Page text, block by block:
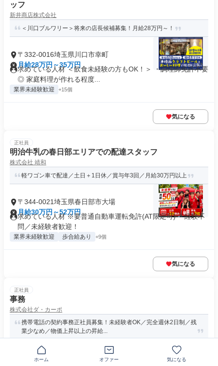
ッフ
新井商店株式会社
＜川口ブルワリー＞将来の店長候補募集！月給28万円～！
〒332-0016埼玉県川口市幸町
月給28万円～35万円
求めている人材 ＜飲食未経験の方もOK！＞ ・調理師免許不要
◎ 家庭料理が作れる程度...
業界未経験歓迎 +15個
気になる
正社員
明治牛乳の春日部エリアでの配達スタッフ
株式会社 靖和
軽ワゴン車で配達／土日＋1日休／賞与年3回／月給30万円以上
〒344-0021埼玉県春日部市大場
月給30万円～52万円
求めている人材 ※要普通自動車運転免許(AT限定可) ＊経験不
問／未経験者歓迎！
業界未経験歓迎 歩合給あり +9個
気になる
正社員
事務
株式会社ダ・カーポ
携帯電話の契約事務正社員募集！未経験者OK／完全週休2日制／残
業少なめ／物価上昇以上の昇給...
埼玉県深谷市東方町
ホーム オファー 気になる